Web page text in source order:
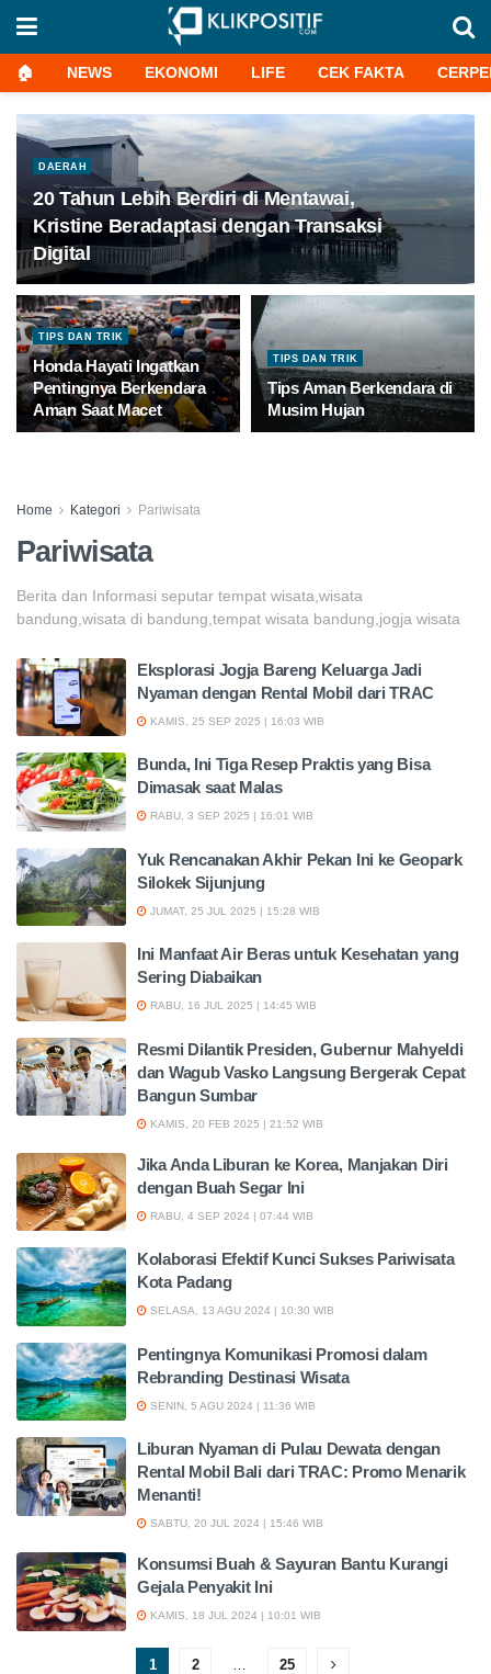
🏠 NEWS EKONOMI LIFE CEK FAKTA
DAERAH
20 Tahun Lebih Berdiri di Mentawai,
Kristine Beradaptasi dengan Transaksi
Digital
TIPS DAN TRIK
Honda Hayati Ingatkan
Pentingnya Berkendara
Aman Saat Macet
TIPS DAN TRIK
Tips Aman Berkendara di
Musim Hujan
Home Kategori Pariwisata
Pariwisata
Berita dan Informasi seputar tempat wisata,wisata
bandung,wisata di bandung,tempat wisata bandung,jogja wisata
Eksplorasi Jogja Bareng Keluarga Jadi
Nyaman dengan Rental Mobil dari TRAC
KAMIS, 25 SEP 2025 | 16:03 WIB
Bunda, Ini Tiga Resep Praktis yang Bisa
Dimasak saat Malas
RABU, 3 SEP 2025 | 16:01 WIB
Yuk Rencanakan Akhir Pekan Ini ke Geopark
Silokek Sijunjung
JUMAT, 25 JUL 2025 | 15:28 WIB
Ini Manfaat Air Beras untuk Kesehatan yang
Sering Diabaikan
RABU, 16 JUL 2025 | 14:45 WIB
Resmi Dilantik Presiden, Gubernur Mahyeldi
dan Wagub Vasko Langsung Bergerak Cepat
Bangun Sumbar
KAMIS, 20 FEB 2025 | 21:52 WIB
Jika Anda Liburan ke Korea, Manjakan Diri
dengan Buah Segar Ini
RABU, 4 SEP 2024 | 07:44 WIB
Kolaborasi Efektif Kunci Sukses Pariwisata
Kota Padang
SELASA, 13 AGU 2024 | 10:30 WIB
Pentingnya Komunikasi Promosi dalam
Rebranding Destinasi Wisata
SENIN, 5 AGU 2024 | 11:36 WIB
Liburan Nyaman di Pulau Dewata dengan
Rental Mobil Bali dari TRAC: Promo Menarik
Menanti!
SABTU, 20 JUL 2024 | 15:46 WIB
Konsumsi Buah & Sayuran Bantu Kurangi
Gejala Penyakit Ini
KAMIS, 18 JUL 2024 | 10:01 WIB
1 2 25